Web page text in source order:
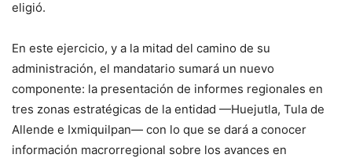
eligió.
En este ejercicio, y a la mitad del camino de su
administración, el mandatario sumará un nuevo
componente: la presentación de informes regionales en
tres zonas estratégicas de la entidad —Huejutla, Tula de
Allende e Ixmiquilpan— con lo que se dará a conocer
información macrorregional sobre los avances en